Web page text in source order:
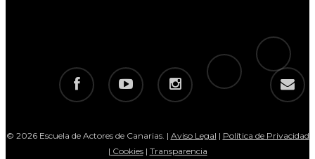
facebook youtube instagram
telegram
tiktok
email
© 2026 Escuela de Actores de Canarias. | Aviso Legal | Política de Privacidad
| Cookies| Transparencia